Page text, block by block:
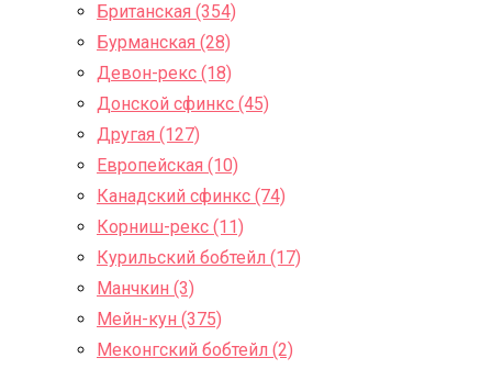
Британская (354)
Бурманская (28)
Девон-рекс (18)
Донской сфинкс (45)
Другая (127)
Европейская (10)
Канадский сфинкс (74)
Корниш-рекс (11)
Курильский бобтейл (17)
Манчкин (3)
Мейн-кун (375)
Меконгский бобтейл (2)